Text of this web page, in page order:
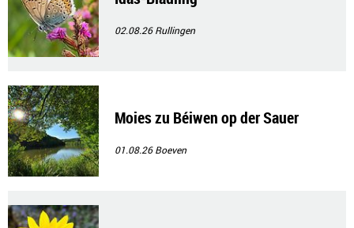
02.08.26Rullingen
Moies zu Béiwen op der Sauer
01.08.26Boeven